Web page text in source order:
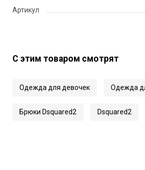
Артикул
С этим товаром смотрят
Одежда для девочек Одежда
Брюки Dsquared2 Dsquared2